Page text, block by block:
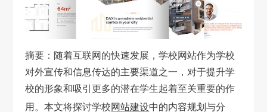
摘要：随着互联网的快速发展，学校网站作为学校
对外宣传和信息传达的主要渠道之一，对于提升学
校的形象和吸引更多的潜在学生起着至关重要的作
用。本文将探讨学校网站建设中的内容规划与分